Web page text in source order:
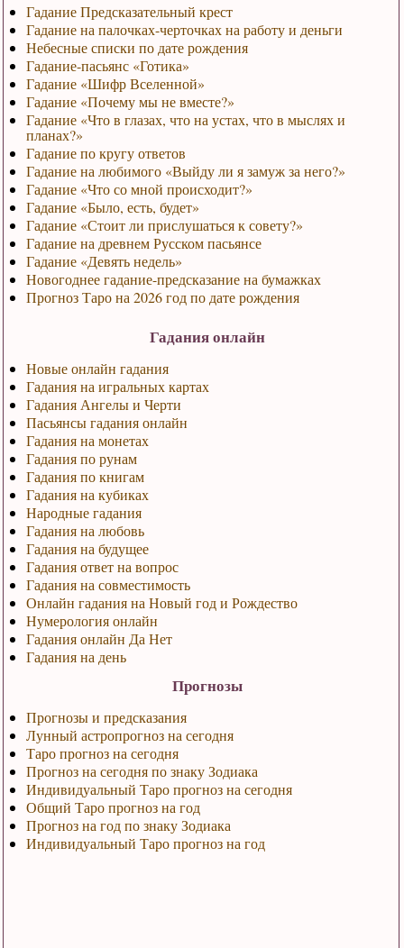
Гадание Предсказательный крест
Гадание на палочках-черточках на работу и деньги
Небесные списки по дате рождения
Гадание-пасьянс «Готика»
Гадание «Шифр Вселенной»
Гадание «Почему мы не вместе?»
Гадание «Что в глазах, что на устах, что в мыслях и
планах?»
Гадание по кругу ответов
Гадание на любимого «Выйду ли я замуж за него?»
Гадание «Что со мной происходит?»
Гадание «Было, есть, будет»
Гадание «Стоит ли прислушаться к совету?»
Гадание на древнем Русском пасьянсе
Гадание «Девять недель»
Новогоднее гадание-предсказание на бумажках
Прогноз Таро на 2026 год по дате рождения
Гадания онлайн
Новые онлайн гадания
Гадания на игральных картах
Гадания Ангелы и Черти
Пасьянсы гадания онлайн
Гадания на монетах
Гадания по рунам
Гадания по книгам
Гадания на кубиках
Народные гадания
Гадания на любовь
Гадания на будущее
Гадания ответ на вопрос
Гадания на совместимость
Онлайн гадания на Новый год и Рождество
Нумерология онлайн
Гадания онлайн Да Нет
Гадания на день
Прогнозы
Прогнозы и предсказания
Лунный астропрогноз на сегодня
Таро прогноз на сегодня
Прогноз на сегодня по знаку Зодиака
Индивидуальный Таро прогноз на сегодня
Общий Таро прогноз на год
Прогноз на год по знаку Зодиака
Индивидуальный Таро прогноз на год